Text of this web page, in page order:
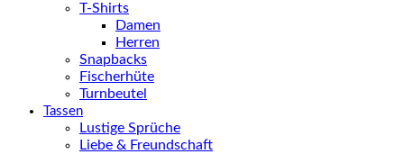
T-Shirts
Damen
Herren
Snapbacks
Fischerhüte
Turnbeutel
Tassen
Lustige Sprüche
Liebe & Freundschaft